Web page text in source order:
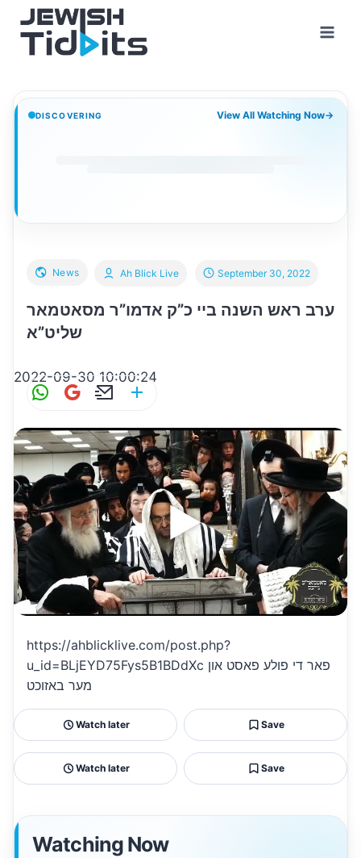
content
DISCOVERING View All Watching Now→
News
ערב ראש השנה ביי כ”ק אדמו”ר מסאטמאר
שליט”א
Ah Blick Live September 30, 2022
2022-09-30 10:00:24
W
at
s
A
p
p
G
ai
l
E
ai
l
S
ar
e
https://ahblicklive.com/post.php?
u_id=BLjEYD75Fys5B1BDdXc פאר די פולע פאסט און
מער באזוכט
Watch later Save
Watch later Save
Watching Now